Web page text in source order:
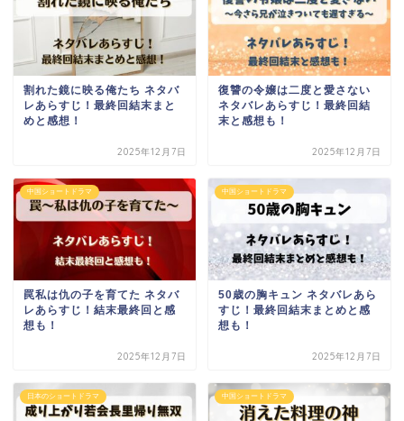
割れた鏡に映る俺たち ネタバ
レあらすじ！最終回結末まと
めと感想！
2025年12月7日
復讐の令嬢は二度と愛さない
ネタバレあらすじ！最終回結
末と感想も！
2025年12月7日
中国ショートドラマ
罠私は仇の子を育てた ネタバ
レあらすじ！結末最終回と感
想も！
2025年12月7日
中国ショートドラマ
50歳の胸キュン ネタバレあら
すじ！最終回結末まとめと感
想も！
2025年12月7日
日本のショートドラマ 中国ショートドラマ